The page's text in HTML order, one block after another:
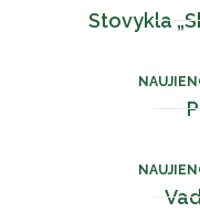
Stovykla